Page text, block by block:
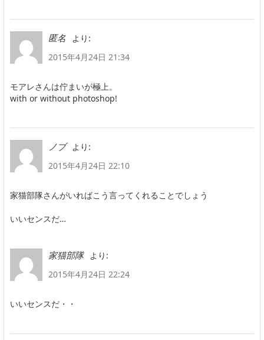
匿名
より:
2015年4月24日 21:34
モアレさんは佇まいが極上。
with or without photoshop!
ノブ
より:
2015年4月24日 22:10
家猫部隊さんがいればこう言ってくれることでしょう
いいセンスだ…
家猫部隊
より:
2015年4月24日 22:24
いいセンスだ・・